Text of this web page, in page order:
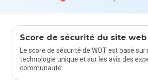
Score de sécurité du site web
Le score de sécurité de WOT est basé sur
technologie unique et sur les avis des
communauté.